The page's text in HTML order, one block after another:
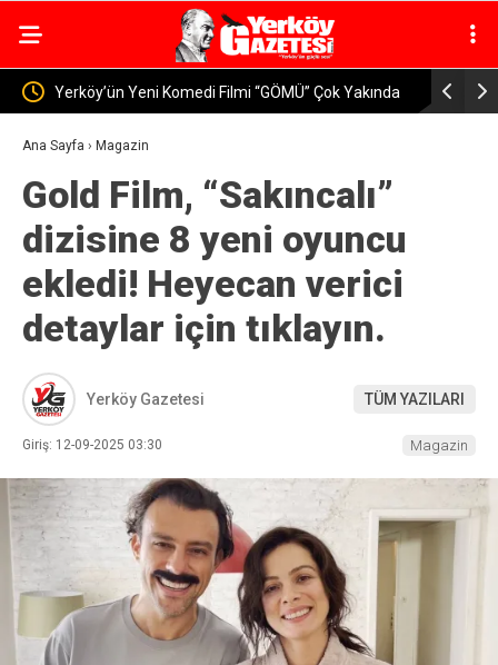
Çok Yakında Yerköy’de Öğretmen ve Velilere Otizm
Ana Sayfa › Magazin
Gold Film, “Sakıncalı”
dizisine 8 yeni oyuncu
ekledi! Heyecan verici
detaylar için tıklayın.
Yerköy Gazetesi TÜM YAZILARI
Giriş: 12-09-2025 03:30 Magazin